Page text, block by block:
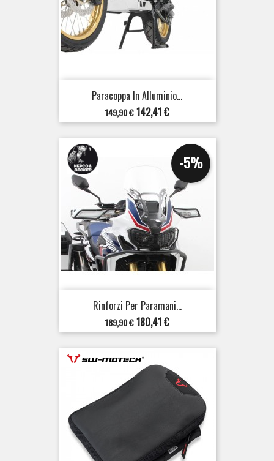
Paracoppa In Alluminio...
Prezzo
base
149,90 €Prezzo
142,41 €
Rinforzi Per Paramani...
Prezzo
base
189,90 €
-5%
Prezzo
180,41 €